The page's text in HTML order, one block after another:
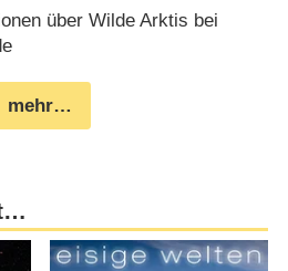
über Wilde Arktis bei
mehr…